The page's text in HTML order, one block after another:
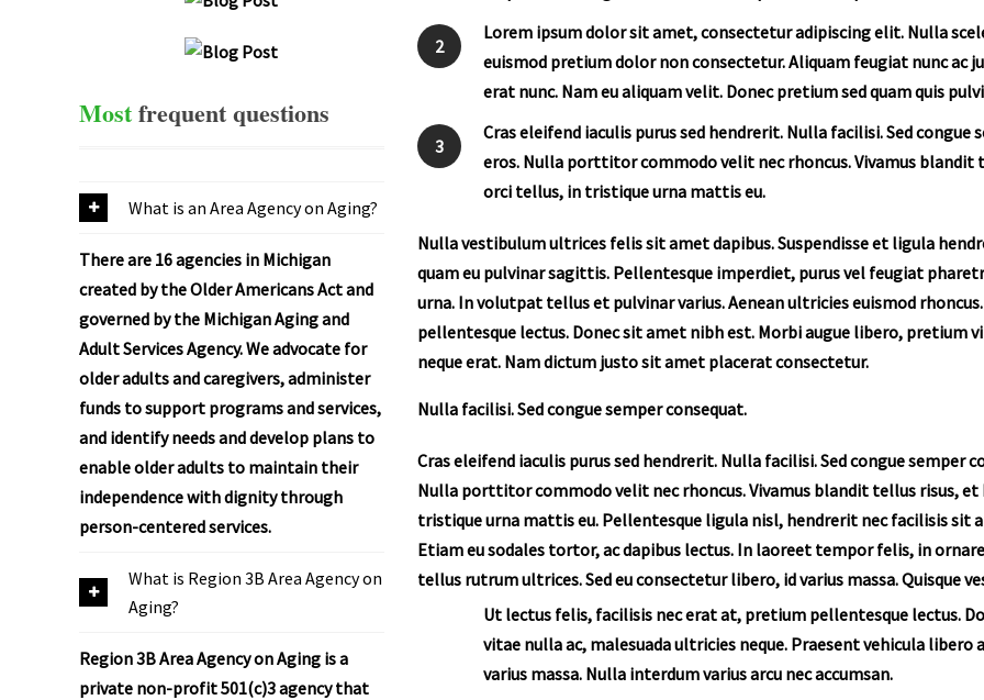
2
Lorem ipsum dolor sit amet, consectetur adipiscing elit. Nulla
euismod pretium dolor non consectetur. Aliquam feugiat nunc ac
erat nunc. Nam eu aliquam velit. Donec pretium sed quam quis
3
Cras eleifend iaculis purus sed hendrerit. Nulla facilisi. Sed
eros. Nulla porttitor commodo velit nec rhoncus. Vivamus
orci tellus, in tristique urna mattis eu.
Nulla vestibulum ultrices felis sit amet dapibus. Suspendisse et ligula
quam eu pulvinar sagittis. Pellentesque imperdiet, purus vel feugiat
urna. In volutpat tellus et pulvinar varius. Aenean ultricies euismod
pellentesque lectus. Donec sit amet nibh est. Morbi augue libero, pretium
neque erat. Nam dictum justo sit amet placerat consectetur.
Nulla facilisi. Sed congue semper consequat.
Cras eleifend iaculis purus sed hendrerit. Nulla facilisi. Sed congue semper
Nulla porttitor commodo velit nec rhoncus. Vivamus blandit tellus risus,
tristique urna mattis eu. Pellentesque ligula nisl, hendrerit nec facilisis sit
Etiam eu sodales tortor, ac dapibus lectus. In laoreet tempor felis, in
tellus rutrum ultrices. Sed eu consectetur libero, id varius massa. Quisque
Ut lectus felis, facilisis nec erat at, pretium pellentesque lectus.
vitae nulla ac, malesuada ultricies neque. Praesent vehicula
varius massa. Nulla interdum varius arcu nec accumsan.
PRAESENT VEHICULA LIBERO AC
TELLUS RUTRUM ULTRICES.
UT IMPERDIET ORCI TELLUS, IN
Mostfrequentquestions
What is an Area Agency on Aging?
There are 16 agencies in Michigan
created by the Older Americans Act and
governed by the Michigan Aging and
Adult Services Agency. We advocate for
older adults and caregivers, administer
funds to support programs and services,
and identify needs and develop plans to
enable older adults to maintain their
independence with dignity through
person-centered services.
What is Region 3B Area Agency on
Aging?
Region 3B Area Agency on Aging is a
private non-profit 501(c)3 agency that